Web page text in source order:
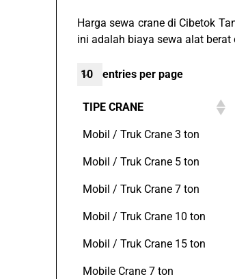
Harga sewa crane di Cibetok
ini adalah biaya sewa alat berat
entries per page
TIPE CRANE
Mobil / Truk Crane 3 ton
Mobil / Truk Crane 5 ton
Mobil / Truk Crane 7 ton
Mobil / Truk Crane 10 ton
Mobil / Truk Crane 15 ton
Mobile Crane 7 ton